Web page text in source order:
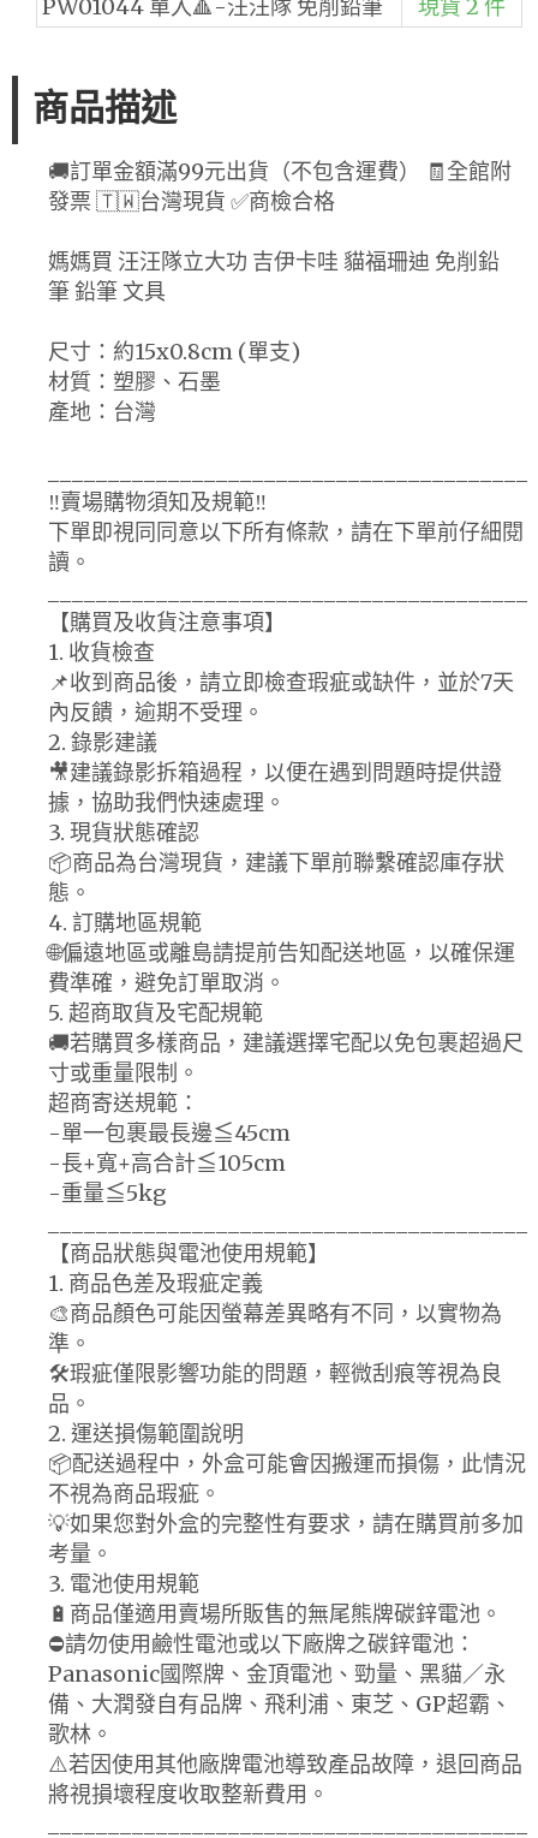
PW01044 單入🔺-汪汪隊 免削鉛筆 現貨 2 件
商品描述
🚚訂單金額滿99元出貨（不包含運費） 🧾全館附
發票 🇹🇼台灣現貨 ✅商檢合格
媽媽買 汪汪隊立大功 吉伊卡哇 貓福珊迪 免削鉛
筆 鉛筆 文具
尺寸：約15x0.8cm (單支)
材質：塑膠、石墨
產地：台灣
‼️賣場購物須知及規範‼️
下單即視同同意以下所有條款，請在下單前仔細閱
讀。
【購買及收貨注意事項】
1. 收貨檢查
📌收到商品後，請立即檢查瑕疵或缺件，並於7天
內反饋，逾期不受理。
2. 錄影建議
🎥建議錄影拆箱過程，以便在遇到問題時提供證
據，協助我們快速處理。
3. 現貨狀態確認
📦商品為台灣現貨，建議下單前聯繫確認庫存狀
態。
4. 訂購地區規範
🌐偏遠地區或離島請提前告知配送地區，以確保運
費準確，避免訂單取消。
5. 超商取貨及宅配規範
🚚若購買多樣商品，建議選擇宅配以免包裹超過尺
寸或重量限制。
超商寄送規範：
-單一包裹最長邊≦45cm
-長+寬+高合計≦105cm
-重量≦5kg
【商品狀態與電池使用規範】
1. 商品色差及瑕疵定義
🎨商品顏色可能因螢幕差異略有不同，以實物為
準。
🛠️瑕疵僅限影響功能的問題，輕微刮痕等視為良
品。
2. 運送損傷範圍說明
📦配送過程中，外盒可能會因搬運而損傷，此情況
不視為商品瑕疵。
💡如果您對外盒的完整性有要求，請在購買前多加
考量。
3. 電池使用規範
🔋商品僅適用賣場所販售的無尾熊牌碳鋅電池。
⛔請勿使用鹼性電池或以下廠牌之碳鋅電池：
Panasonic國際牌、金頂電池、勁量、黑貓／永
備、大潤發自有品牌、飛利浦、東芝、GP超霸、
歌林。
⚠️若因使用其他廠牌電池導致產品故障，退回商品
將視損壞程度收取整新費用。